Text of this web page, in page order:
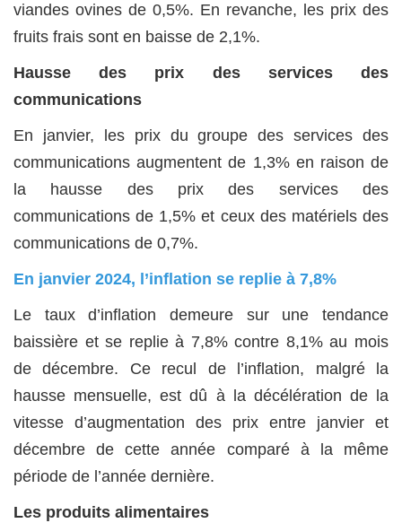
viandes ovines de 0,5%. En revanche, les prix des
fruits frais sont en baisse de 2,1%.
Hausse des prix des services des
communications
En janvier, les prix du groupe des services des
communications augmentent de 1,3% en raison de
la hausse des prix des services des
communications de 1,5% et ceux des matériels des
communications de 0,7%.
En janvier 2024, l’inflation se replie à 7,8%
Le taux d’inflation demeure sur une tendance
baissière et se replie à 7,8% contre 8,1% au mois
de décembre. Ce recul de l’inflation, malgré la
hausse mensuelle, est dû à la décélération de la
vitesse d’augmentation des prix entre janvier et
décembre de cette année comparé à la même
période de l’année dernière.
Les produits alimentaires